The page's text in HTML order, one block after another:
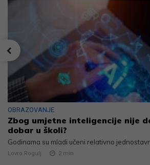
OBRAZOVANJE
Zbog umjetne inteligencije nije
dobar u školi?
Godinama su mladi učeni relativno
Lovro Rogulj 2 min